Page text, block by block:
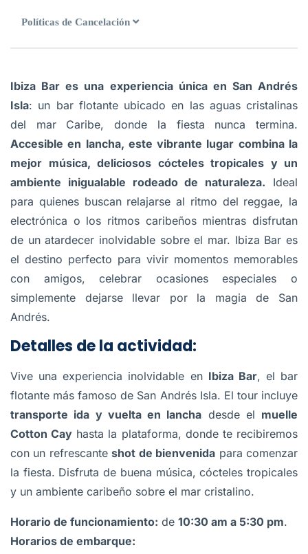
Políticas de Cancelación
Ibiza Bar es una experiencia única en San Andrés
Isla: un bar flotante ubicado en las aguas cristalinas
del mar Caribe, donde la fiesta nunca termina.
Accesible en lancha, este vibrante lugar combina la
mejor música, deliciosos cócteles tropicales y un
ambiente inigualable rodeado de naturaleza. Ideal
para quienes buscan relajarse al ritmo del reggae, la
electrónica o los ritmos caribeños mientras disfrutan
de un atardecer inolvidable sobre el mar. Ibiza Bar es
el destino perfecto para vivir momentos memorables
con amigos, celebrar ocasiones especiales o
simplemente dejarse llevar por la magia de San
Andrés.
Detalles de la actividad:
Vive una experiencia inolvidable en Ibiza Bar, el bar
flotante más famoso de San Andrés Isla. El tour incluye
transporte ida y vuelta en lancha desde el muelle
Cotton Cay hasta la plataforma, donde te recibiremos
con un refrescanteshot de bienvenida para comenzar
la fiesta. Disfruta de buena música, cócteles tropicales
y un ambiente caribeño sobre el mar cristalino.
Horario de funcionamiento: de 10:30 am a 5:30 pm.
Horarios de embarque: